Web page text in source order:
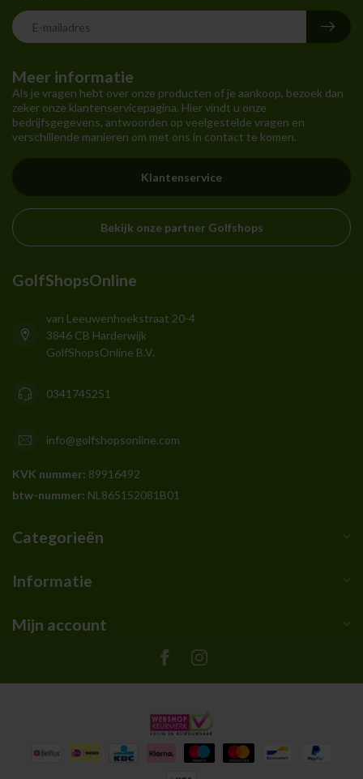
Meer informatie
Als je vragen hebt over onze producten of je aankoop, bezoek dan
zeker onze klantenservicepagina. Hier vindt u onze
bedrijfsgegevens, antwoorden op veelgestelde vragen en
verschillende manieren om met ons in contact te komen.
Klantenservice
Bekijk onze partner Golfshops
GolfShopsOnline
van Leeuwenhoekstraat 20-4
3846 CB Harderwijk
GolfShopsOnline B.V.
0341745251
info@golfshopsonline.com
KVK nummer: 89916492
btw-nummer: NL865152081B01
Categorieën
Informatie
Mijn account